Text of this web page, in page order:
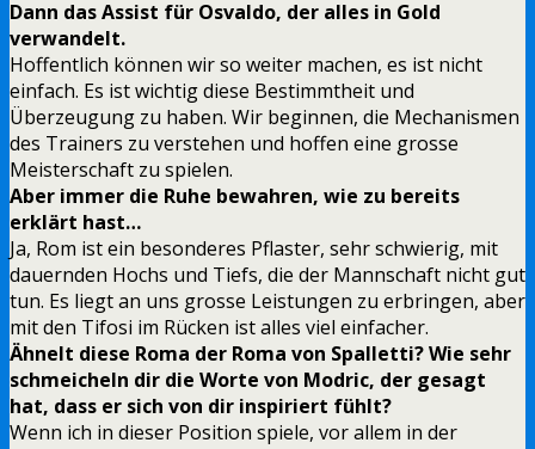
Dann das Assist für Osvaldo, der alles in Gold
verwandelt.
Hoffentlich können wir so weiter machen, es ist nicht
einfach. Es ist wichtig diese Bestimmtheit und
Überzeugung zu haben. Wir beginnen, die Mechanismen
des Trainers zu verstehen und hoffen eine grosse
Meisterschaft zu spielen.
Aber immer die Ruhe bewahren, wie zu bereits
erklärt hast…
Ja, Rom ist ein besonderes Pflaster, sehr schwierig, mit
dauernden Hochs und Tiefs, die der Mannschaft nicht gut
tun. Es liegt an uns grosse Leistungen zu erbringen, aber
mit den Tifosi im Rücken ist alles viel einfacher.
Ähnelt diese Roma der Roma von Spalletti? Wie sehr
schmeicheln dir die Worte von Modric, der gesagt
hat, dass er sich von dir inspiriert fühlt?
Wenn ich in dieser Position spiele, vor allem in der